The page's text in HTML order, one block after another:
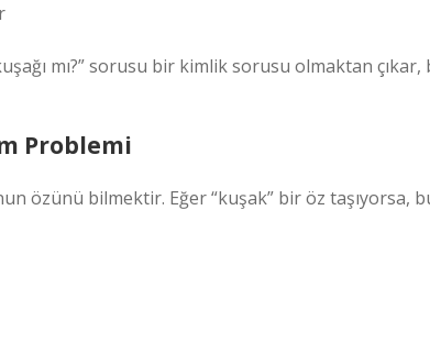
mı?” sorusu bir kimlik sorusu olmaktan
Problemi
özünü bilmektir. Eğer “kuşak” bir öz taşıyorsa,